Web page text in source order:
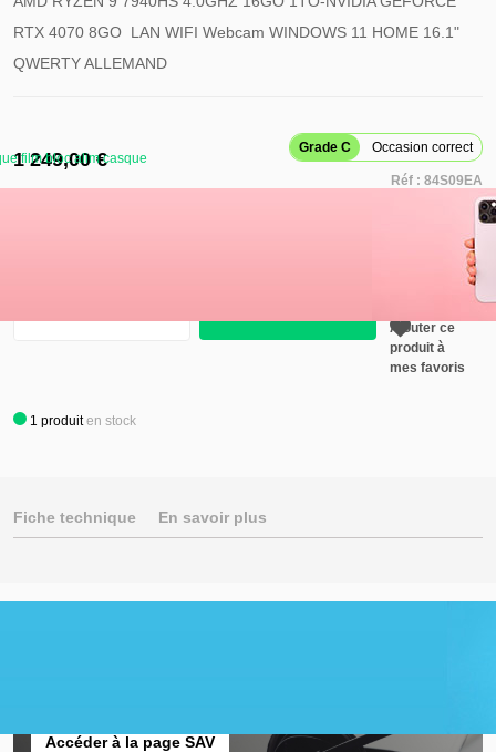
film bloc alim casque
RTX 4070 8GO LAN WIFI Webcam WINDOWS 11 HOME 16.1"
QWERTY ALLEMAND
1 249,00 €
Grade C Occasion correct
Réf : 84S09EA
Ajouter ce
produit à
mes favoris
1 produit en stock
Fiche technique En savoir plus
Accéder à la page SAV